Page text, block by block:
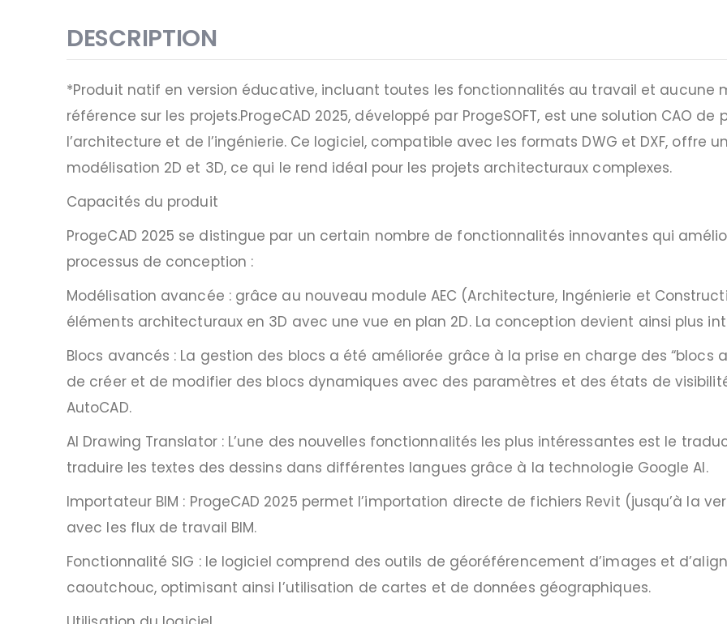
DESCRIPTION
*Produit natif en version éducative, incluant toutes les fonctionnalités au travail et aucune
référence sur les projets.ProgeCAD 2025, développé par ProgeSOFT, est une solution CAO
l’architecture et de l’ingénierie. Ce logiciel, compatible avec les formats DWG et DXF, offre
modélisation 2D et 3D, ce qui le rend idéal pour les projets architecturaux complexes.
Capacités du produit
ProgeCAD 2025 se distingue par un certain nombre de fonctionnalités innovantes qui
processus de conception :
Modélisation avancée : grâce au nouveau module AEC (Architecture, Ingénierie et
éléments architecturaux en 3D avec une vue en plan 2D. La conception devient ainsi plus
Blocs avancés : La gestion des blocs a été améliorée grâce à la prise en charge des “blocs
de créer et de modifier des blocs dynamiques avec des paramètres et des états de
AutoCAD.
AI Drawing Translator : L’une des nouvelles fonctionnalités les plus intéressantes est le
traduire les textes des dessins dans différentes langues grâce à la technologie Google AI.
Importateur BIM : ProgeCAD 2025 permet l’importation directe de fichiers Revit (jusqu’à la
avec les flux de travail BIM.
Fonctionnalité SIG : le logiciel comprend des outils de géoréférencement d’images et
caoutchouc, optimisant ainsi l’utilisation de cartes et de données géographiques.